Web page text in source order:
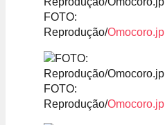
FOTO:
Reprodução/Omocoro.jp
FOTO:
Reprodução/Omocoro.jp